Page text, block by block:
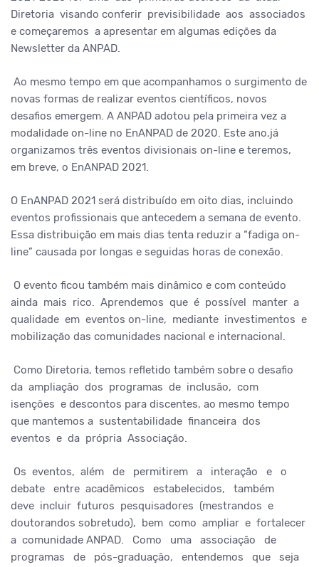
Diretoria visando conferir previsibilidade aos associados
e começaremos a apresentar em algumas edições da
Newsletter da ANPAD.
Ao mesmo tempo em que acompanhamos o surgimento de
novas formas de realizar eventos científicos, novos
desafios emergem. A ANPAD adotou pela primeira vez a
modalidade on-line no EnANPAD de 2020. Este ano,já
organizamos três eventos divisionais on-line e teremos,
em breve, o EnANPAD 2021.
O EnANPAD 2021 será distribuído em oito dias, incluindo
eventos profissionais que antecedem a semana de evento.
Essa distribuição em mais dias tenta reduzir a “fadiga on-
line” causada por longas e seguidas horas de conexão.
O evento ficou também mais dinâmico e com conteúdo
ainda mais rico. Aprendemos que é possível manter a
qualidade em eventos on-line, mediante investimentos e
mobilização das comunidades nacional e internacional.
Como Diretoria, temos refletido também sobre o desafio
da ampliação dos programas de inclusão, com
isenções e descontos para discentes, ao mesmo tempo
que mantemos a sustentabilidade financeira dos
eventos e da própria Associação.
Os eventos, além de permitirem a interação e o
debate entre acadêmicos estabelecidos, também
deve incluir futuros pesquisadores (mestrandos e
doutorandos sobretudo), bem como ampliar e fortalecer
a comunidade ANPAD. Como uma associação de
programas de pós-graduação, entendemos que seja